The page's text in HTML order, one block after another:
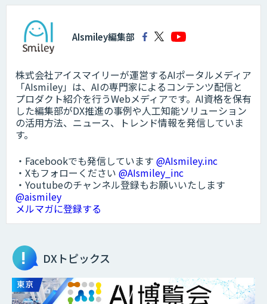
AIsmiley編集部
株式会社アイスマイリーが運営するAIポータルメディア
「AIsmiley」は、AIの専門家によるコンテンツ配信と
プロダクト紹介を行うWebメディアです。AI資格を保有
した編集部がDX推進の事例や人工知能ソリューション
の活用方法、ニュース、トレンド情報を発信していま
す。
・Facebookでも発信しています @AIsmiley.inc
・Xもフォローください @AIsmiley_inc
・Youtubeのチャンネル登録もお願いいたします
@aismiley
メルマガに登録する
DXトピックス